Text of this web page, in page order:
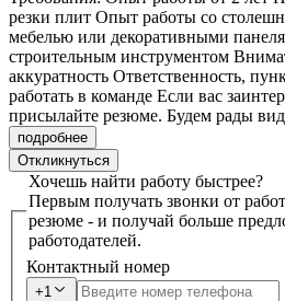
резки плит Опыт работы со
мебелью или декоративными
строительным инструментом
аккуратность Ответственность,
работать в команде Если вас
присылайте резюме. Будем рады
подробнее
Откликнуться
Хочешь найти работу быстрее?
Первым получать звонки от
резюме - и получай больше
работодателей.
Контактный номер
+1